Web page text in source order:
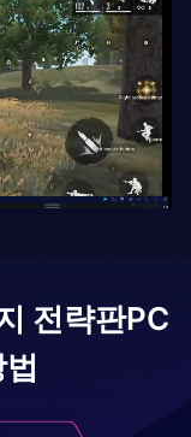
전략판PC